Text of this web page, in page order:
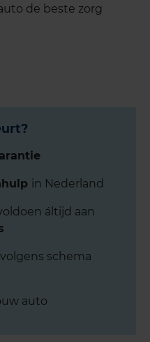
de beste zorg
in Nederland
áltijd aan
schema
auto